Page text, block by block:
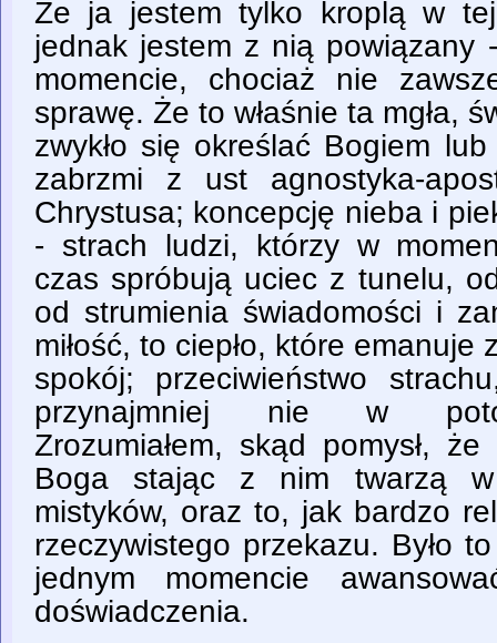
Że ja jestem tylko kroplą w tej
jednak jestem z nią powiązany
momencie, chociaż nie
sprawę. Że to właśnie ta mgła,
zwykło się określać Bogiem
zabrzmi z ust agnostyka-
Chrystusa; koncepcję nieba i
- strach ludzi, którzy w
czas spróbują uciec z tunelu,
od strumienia świadomości i
miłość, to ciepło, które emanuje
spokój; przeciwieństwo
przynajmniej nie w
Zrozumiałem, skąd pomysł,
Boga stając z nim twarzą w
mistyków, oraz to, jak bardzo
rzeczywistego przekazu. Było
jednym momencie
doświadczenia.